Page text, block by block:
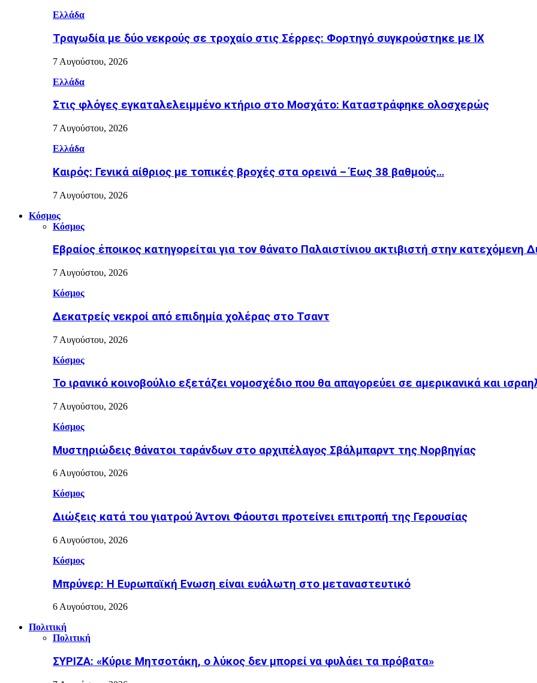
Ελλάδα
Τραγωδία με δύο νεκρούς σε τροχαίο στις Σέρρες: Φορτηγό συγκρούστηκε με ΙΧ
7 Αυγούστου, 2026
Ελλάδα
Στις φλόγες εγκαταλελειμμένο κτήριο στο Μοσχάτο: Καταστράφηκε ολοσχερώς
7 Αυγούστου, 2026
Ελλάδα
Καιρός: Γενικά αίθριος με τοπικές βροχές στα ορεινά – Έως 38 βαθμούς…
7 Αυγούστου, 2026
Κόσμος
Κόσμος
Εβραίος έποικος κατηγορείται για τον θάνατο Παλαιστίνιου ακτιβιστή στην κατεχόμενη
7 Αυγούστου, 2026
Κόσμος
Δεκατρείς νεκροί από επιδημία χολέρας στο Τσαντ
7 Αυγούστου, 2026
Κόσμος
Το ιρανικό κοινοβούλιο εξετάζει νομοσχέδιο που θα απαγορεύει σε αμερικανικά και
7 Αυγούστου, 2026
Κόσμος
Μυστηριώδεις θάνατοι ταράνδων στο αρχιπέλαγος Σβάλμπαρντ της Νορβηγίας
6 Αυγούστου, 2026
Κόσμος
Διώξεις κατά του γιατρού Άντονι Φάουτσι προτείνει επιτροπή της Γερουσίας
6 Αυγούστου, 2026
Κόσμος
Μπρύνερ: Η Ευρωπαϊκή Ενωση είναι ευάλωτη στο μεταναστευτικό
6 Αυγούστου, 2026
Πολιτική
Πολιτική
ΣΥΡΙΖΑ: «Κύριε Μητσοτάκη, ο λύκος δεν μπορεί να φυλάει τα πρόβατα»